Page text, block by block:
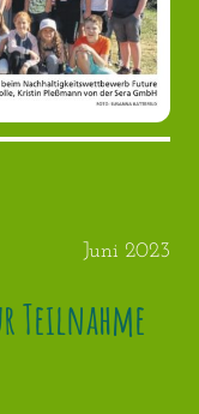
Juni 2023
Teilnahme